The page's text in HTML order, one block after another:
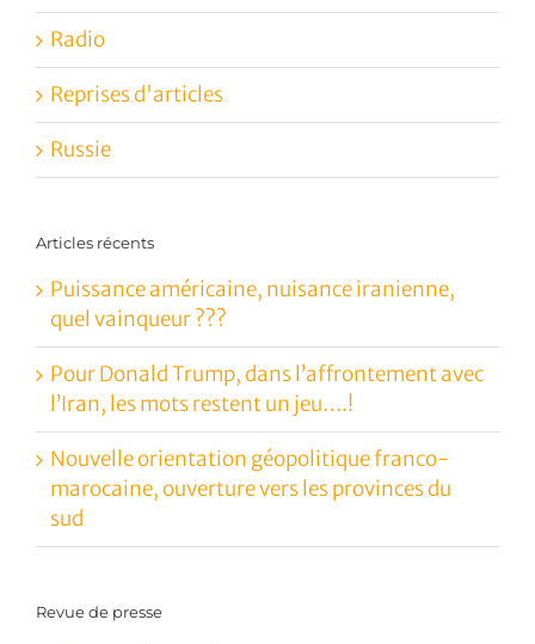
Radio
Reprises d'articles
Russie
Articles récents
Puissance américaine, nuisance iranienne,
quel vainqueur ???
Pour Donald Trump, dans l’affrontement avec
l’Iran, les mots restent un jeu….!
Nouvelle orientation géopolitique franco-
marocaine, ouverture vers les provinces du
sud
Revue de presse